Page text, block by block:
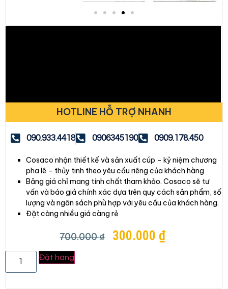
HOTLINE HỖ TRỢ NHANH
090.933.4418 0906345190 0909.178.450
Cosaco nhận thiết kế và sản xuất cúp – kỷ niệm chương
pha lê – thủy tinh theo yêu cầu riêng của khách hàng
Bảng giá chỉ mang tính chất tham khảo. Cosaco sẽ tư
vấn và báo giá chính xác dựa trên quy cách sản phẩm, số
lượng và ngân sách phù hợp với yêu cầu của khách hàng.
Đặt càng nhiều giá càng rẻ
700.000₫ 300.000 ₫
Đặt hàng